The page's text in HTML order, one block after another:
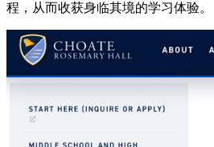
程，从而收获身临其境的学习体验。